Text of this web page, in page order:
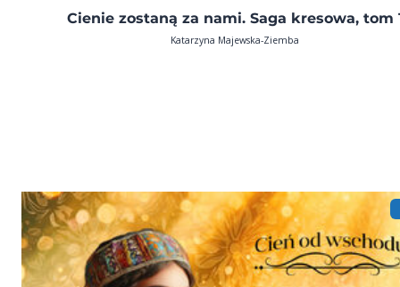
Cienie zostaną za nami. Saga kresowa, tom
Katarzyna Majewska-Ziemba